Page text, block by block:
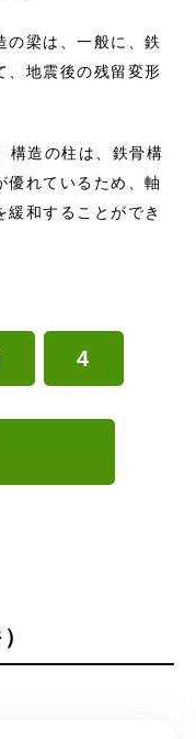
の梁は、一般に、鉄
、地震後の残留変形
構造の柱は、鉄骨構
優れているため、軸
緩和することができ
4